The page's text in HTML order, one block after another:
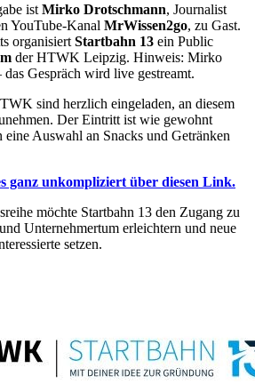
ist Mirko Drotschmann, Journalist
YouTube-Kanal MrWissen2go, zu Gast.
organisiert Startbahn 13 ein Public
der HTWK Leipzig. Hinweis: Mirko
Gespräch wird live gestreamt.
sind herzlich eingeladen, an diesem
Der Eintritt ist wie gewohnt
eine Auswahl an Snacks und Getränken
ganz unkompliziert über diesen Link.
möchte Startbahn 13 den Zugang zu
Unternehmertum erleichtern und neue
setzen.